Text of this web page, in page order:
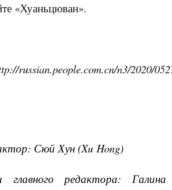
«Хуаньцюван».
russian.people.com.cn/n3/2020/
Сюй Хун (Xu Hong)
главного редактора: Галина